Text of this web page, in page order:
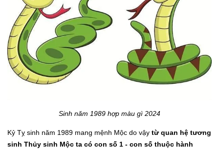
Sinh năm 1989 hợp màu gì 2024
Kỷ Tỵ sinh năm 1989 mang mệnh Mộc do vậy từ quan hệ tương
sinh Thủy sinh Mộc ta có con số 1 - con số thuộc hành